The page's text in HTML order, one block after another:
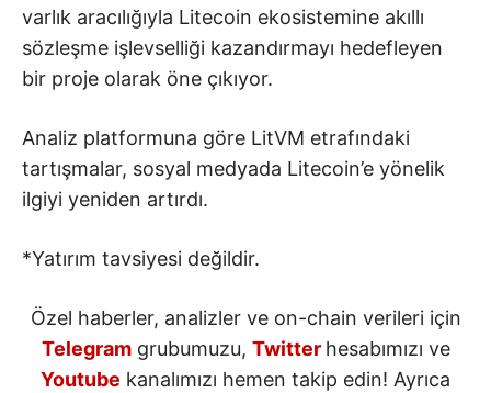
varlık aracılığıyla Litecoin ekosistemine akıllı
sözleşme işlevselliği kazandırmayı hedefleyen
bir proje olarak öne çıkıyor.
Analiz platformuna göre LitVM etrafındaki
tartışmalar, sosyal medyada Litecoin’e yönelik
ilgiyi yeniden artırdı.
*Yatırım tavsiyesi değildir.
Özel haberler, analizler ve on-chain verileri için
Telegramgrubumuzu, Twitter hesabımızı ve
Youtube kanalımızı hemen takip edin! Ayrıca